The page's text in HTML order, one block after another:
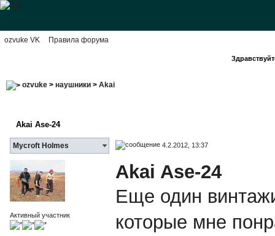
ozvuke VK Правила форума
ozvuke> наушники> Akai
Akai Ase-24
Mycroft Holmes 4.2.2012, 13:37
Активный участник
Akai Ase-24
Еще один
которые мне